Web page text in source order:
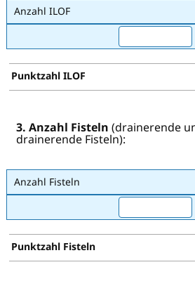
Anzahl ILOF
Punktzahl ILOF
3. Anzahl Fisteln (drainerende
drainerende Fisteln):
Anzahl Fisteln
Punktzahl Fisteln